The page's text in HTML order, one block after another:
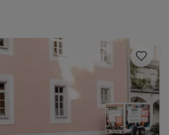
Ferrari
Jaguar